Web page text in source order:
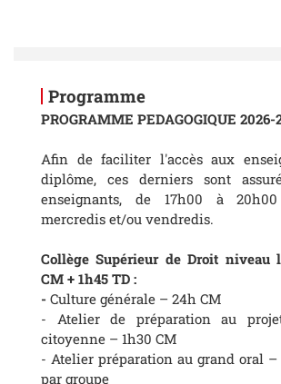
Programme
PROGRAMME PEDAGOGIQUE 2026-
Afin de faciliter l'accès aux
diplôme, ces derniers sont
enseignants, de 17h00 à
mercredis et/ou vendredis.
Collège Supérieur de Droit niveau
CM + 1h45 TD :
- Culture générale – 24h CM
- Atelier de préparation au
citoyenne – 1h30 CM
- Atelier préparation au grand oral –
par groupe